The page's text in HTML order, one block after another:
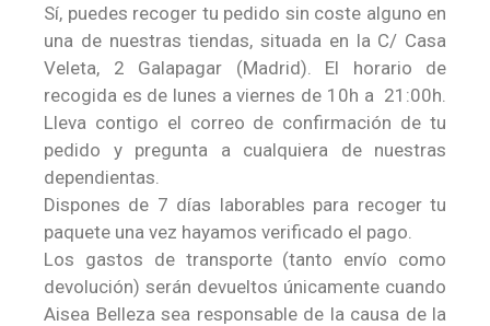
Sí, puedes recoger tu pedido sin coste alguno en
una de nuestras tiendas, situada en la C/ Casa
Veleta, 2 Galapagar (Madrid). El horario de
recogida es de lunes a viernes de 10h a 21:00h.
Lleva contigo el correo de confirmación de tu
pedido y pregunta a cualquiera de nuestras
dependientas.
Dispones de 7 días laborables para recoger tu
paquete una vez hayamos verificado el pago.
Los gastos de transporte (tanto envío como
devolución) serán devueltos únicamente cuando
Aisea Belleza sea responsable de la causa de la